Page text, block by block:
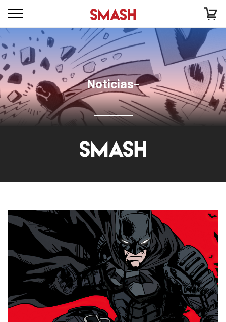
Noticias-